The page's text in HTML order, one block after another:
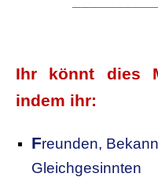
Ihr könnt dies
indem ihr:
Freunden,
Gleichgesinnten